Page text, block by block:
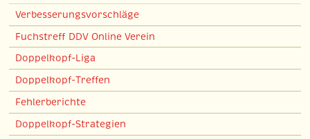
Verbesserungsvorschläge
Fuchstreff DDV Online Verein
Doppelkopf-Liga
Doppelkopf-Treffen
Fehlerberichte
Doppelkopf-Strategien